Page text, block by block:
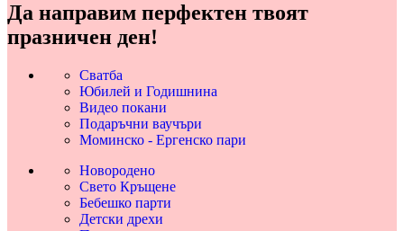
Да направим перфектен твоят
празничен ден!
Сватба
Юбилей и Годишнина
Видео покани
Подаръчни ваучъри
Моминско - Ергенско пари
Новородено
Свето Кръщене
Бебешко парти
Детски дрехи